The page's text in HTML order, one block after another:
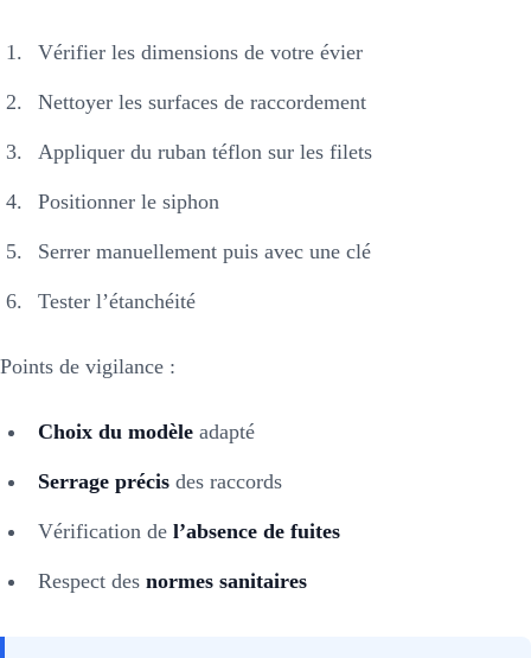
Vérifier les dimensions de votre évier
Nettoyer les surfaces de raccordement
Appliquer du ruban téflon sur les filets
Positionner le siphon
Serrer manuellement puis avec une clé
Tester l’étanchéité
Points de vigilance :
Choix du modèle adapté
Serrage précis des raccords
Vérification de l’absence de fuites
Respect des normes sanitaires